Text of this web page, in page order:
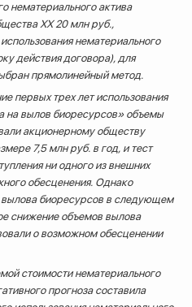
нематериального актива
ХХ 20 млн руб.,
нематериального
действия договора), для
прямолинейный метод.
первых трех лет использования
на вылов биоресурсов» объемы
акционерному обществу
7,5 млн руб. в год, и тест
ни одного из внешних
обесценения. Однако
вылова биоресурсов в следующем
снижение объемов вылова
о возможном обесценении
стоимости нематериального
прогноза составила